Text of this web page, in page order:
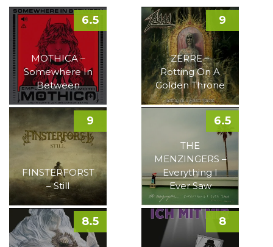
MOTHICA –
Somewhere In
Between
6.5
ZERRE –
Rotting On A
Golden Throne
9
FINSTERFORST
– Still
9
THE
MENZINGERS –
Everything I
Ever Saw
6.5
8.5 8